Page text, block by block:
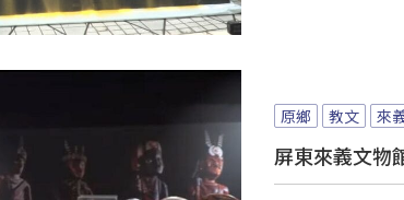
原鄉 教文 來
屏東來義文物